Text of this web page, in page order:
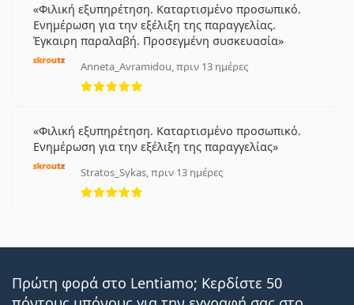
Φιλική εξυπηρέτηση. Καταρτισμένο προσωπικό.
Ενημέρωση για την εξέλιξη της παραγγελίας.
Έγκαιρη παραλαβή. Προσεγμένη συσκευασία
Anneta_Avramidou, πριν 13 ημέρες
5 αξιολογήσεις από 5
Φιλική εξυπηρέτηση. Καταρτισμένο προσωπικό.
Ενημέρωση για την εξέλιξη της παραγγελίας
Stratos_Sykas, πριν 13 ημέρες
5 αξιολογήσεις από 5
Πρώτη φορά στο Lentiamo; Κερδίστε 50